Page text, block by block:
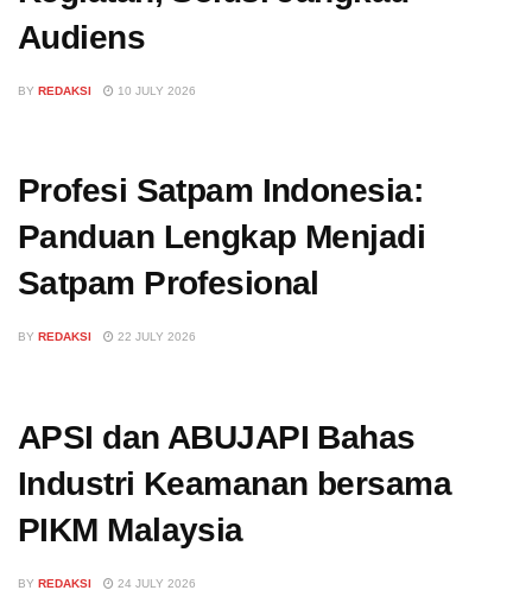
Audiens
BY REDAKSI 10 JULY 2026
Profesi Satpam Indonesia:
Panduan Lengkap Menjadi
Satpam Profesional
BY REDAKSI 22 JULY 2026
APSI dan ABUJAPI Bahas
Industri Keamanan bersama
PIKM Malaysia
BY REDAKSI 24 JULY 2026